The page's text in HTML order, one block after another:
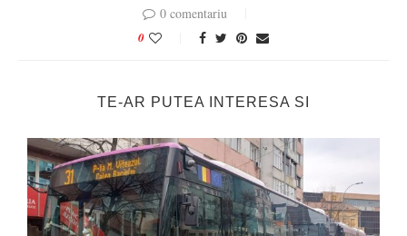
0 comentariu
0
TE-AR PUTEA INTERESA SI